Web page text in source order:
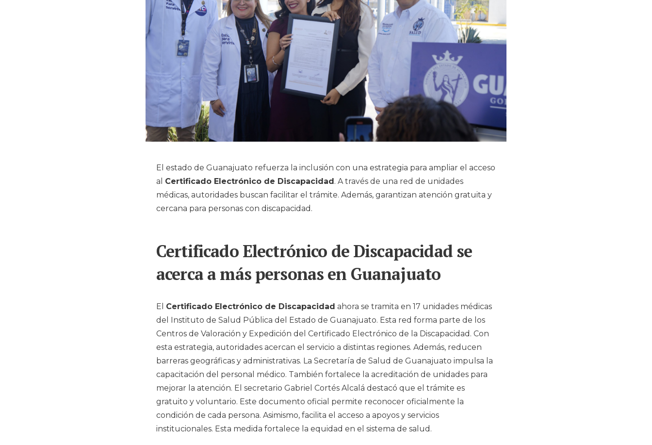
El estado de Guanajuato refuerza la inclusión con una estrategia para ampliar el acceso
al Certificado Electrónico de Discapacidad . A través de una red de unidades
médicas, autoridades buscan facilitar el trámite. Además, garantizan atención gratuita y
cercana para personas con discapacidad.
Certificado Electrónico de Discapacidad se
acerca a más personas en Guanajuato
El Certificado Electrónico de Discapacidad ahora se tramita en 17 unidades médicas
del
Instituto de Salud Pública del Estado de Guanajuato. Esta red forma parte de los
Centros de Valoración y Expedición del Certificado Electrónico de la Discapacidad. Con
esta estrategia, autoridades acercan el servicio a distintas regiones. Además, reducen
barreras geográficas y administrativas. La Secretaría de Salud de Guanajuato impulsa la
capacitación del personal médico. También fortalece la acreditación de unidades para
mejorar la atención. El secretario Gabriel Cortés Alcalá destacó que el trámite es
gratuito y voluntario. Este documento oficial permite reconocer oficialmente la
condición de cada persona. Asimismo, facilita el acceso a apoyos y servicios
institucionales. Esta medida fortalece la equidad en el sistema de salud.